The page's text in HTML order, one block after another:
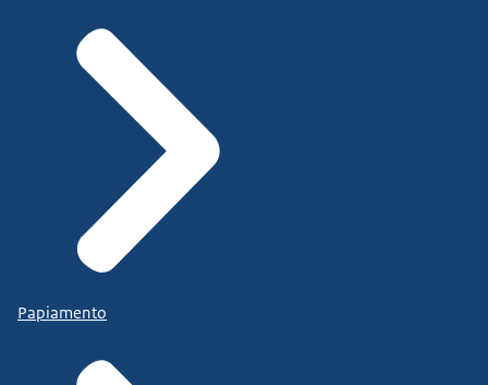
Papiamento